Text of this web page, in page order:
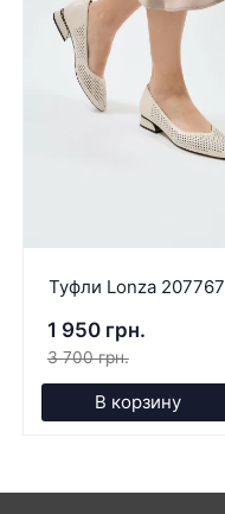
Туфли Lonza 207767
1 950 грн.
3 700 грн.
В корзину